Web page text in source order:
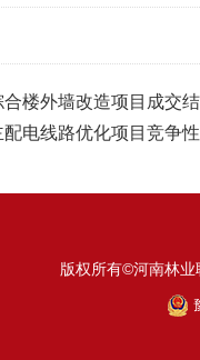
楼外墙改造项目成交
电线路优化项目竞争
版权所有©河南林